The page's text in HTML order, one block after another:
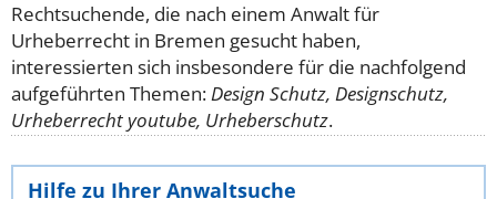
Rechtsuchende, die nach einem Anwalt für
Urheberrecht in Bremen gesucht haben,
interessierten sich insbesondere für die nachfolgend
aufgeführten Themen:Design Schutz, Designschutz,
Urheberrecht youtube, Urheberschutz.
Hilfe zu Ihrer Anwaltsuche